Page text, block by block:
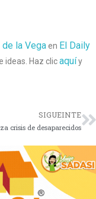
la Vegaen El Daily
ideas. Haz clicaquíy
SIGUEINTE
crisis de desaparecidos